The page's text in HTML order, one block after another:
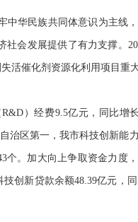
华民族共同体意识为主线
社会发展提供了有力支撑。
活催化剂资源化利用项目重
R&D ）经费9.5亿元，同比增
治区第一 ，我市科技创新能
个。加大向上争取资金力度，
技创新贷款余额48.39亿元，